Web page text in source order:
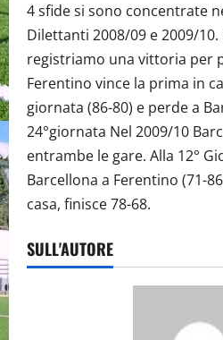
4 sfide si sono concentrate
Dilettanti 2008/09 e 2009/
registriamo una vittoria per
Ferentino vince la prima in
giornata (86-80) e perde a
24°giornata Nel 2009/10
entrambe le gare. Alla 12°
Barcellona a Ferentino (71-
casa, finisce 78-68.
SULL'AUTORE